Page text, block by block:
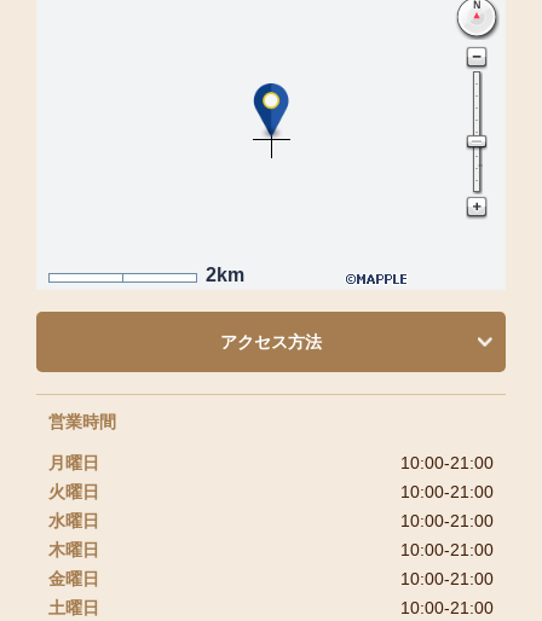
2km
営業時間
月曜日
10:00-21:00
火曜日
10:00-21:00
水曜日
10:00-21:00
木曜日
10:00-21:00
金曜日
10:00-21:00
土曜日
10:00-21:00
アクセス方法